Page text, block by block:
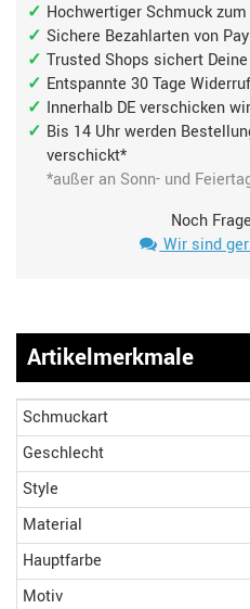
Hochwertiger Schmuck
Sichere Bezahlarten von
Trusted Shops sichert
Entspannte 30 Tage
Innerhalb DE verschicken
Bis 14 Uhr werden
verschickt*
*außer an Sonn- und
Noch
Wir sind
Artikelmerkmale
Schmuckart
Geschlecht
Style
Material
Hauptfarbe
Motiv